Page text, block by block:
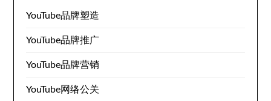
YouTube品牌塑造
YouTube品牌推广
YouTube品牌营销
YouTube网络公关